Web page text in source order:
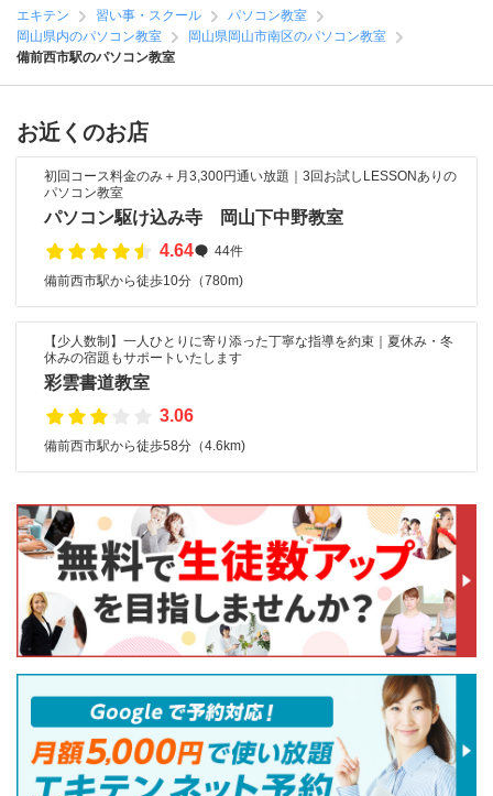
エキテン 習い事・スクール
パソコン教室
岡山県内のパソコン教室
岡山県岡山市南区のパソコン教室
備前西市駅のパソコン教室
お近くのお店
初回コース料金のみ＋月3,300円通い放題｜3回お試しLESSONありの
パソコン教室
パソコン駆け込み寺 岡山下中野教室
4.64
44件
備前西市駅から徒歩10分（780m)
【少人数制】一人ひとりに寄り添った丁寧な指導を約束｜夏休み・冬
休みの宿題もサポートいたします
彩雲書道教室
3.06
備前西市駅から徒歩58分（4.6km)